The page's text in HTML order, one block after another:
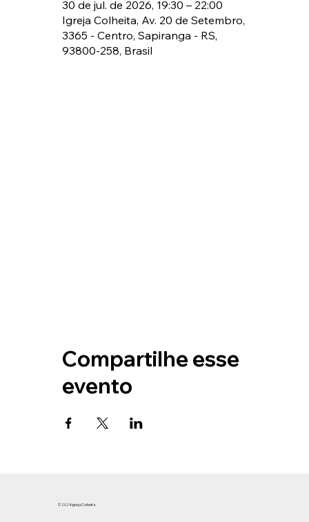
30 de jul. de 2026, 19:30 – 22:00
Igreja Colheita, Av. 20 de Setembro,
3365 - Centro, Sapiranga - RS,
93800-258, Brasil
Compartilhe esse
evento
© 2024 Igreja Colheita